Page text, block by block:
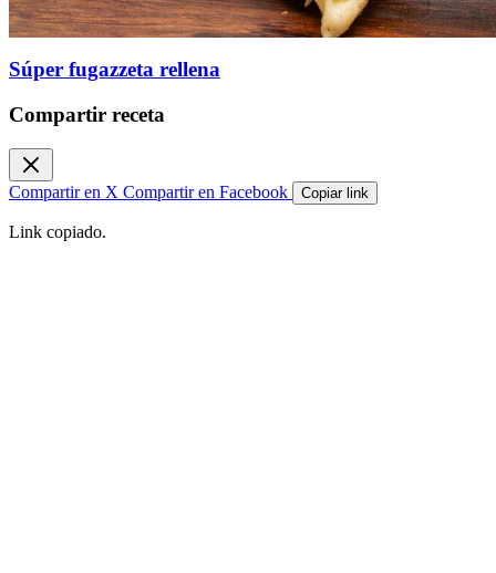
Súper fugazzeta rellena
Compartir receta
Compartir en X Compartir en Facebook Copiar link
Link copiado.